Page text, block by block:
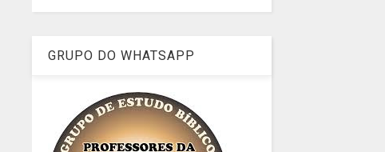
GRUPO DO WHATSAPP